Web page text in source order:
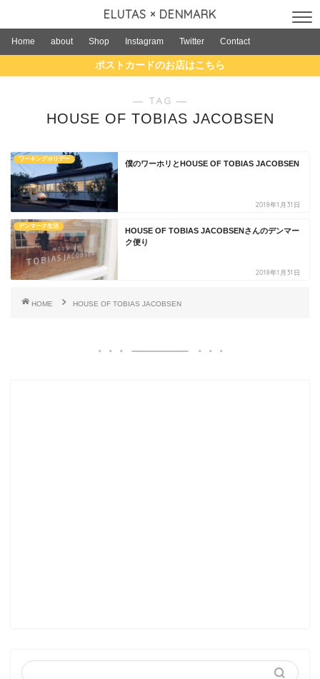
ELUTAS × DENMARK
Home about Shop Instagram Twitter Contact
ポストカードのお店はこちら
― TAG ―
HOUSE OF TOBIAS JACOBSEN
ワーキングホリデー
僕のワーホリとHOUSE OF TOBIAS JACOBSEN
2018年1月31日
デンマーク生活
HOUSE OF TOBIAS JACOBSENさんのデンマー
ク便り
2018年1月31日
HOME HOUSE OF TOBIAS JACOBSEN